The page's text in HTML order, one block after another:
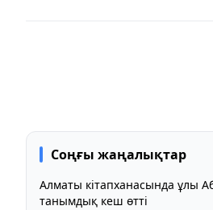
Соңғы жаңалықтар
Алматы кітапханасында ұлы
танымдық кеш өтті